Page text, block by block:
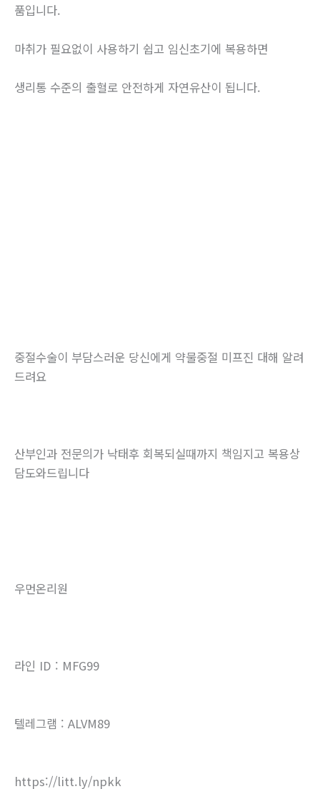
품입니다.
마취가 필요없이 사용하기 쉽고 임신초기에 복용하면
생리통 수준의 출혈로 안전하게 자연유산이 됩니다.
중절수술이 부담스러운 당신에게 약물중절 미프진 대해 알려
드려요
산부인과 전문의가 낙태후 회복되실때까지 책임지고 복용상
담도와드립니다
우먼온리원
라인 ID : MFG99
텔레그램 : ALVM89
https://litt.ly/npkk